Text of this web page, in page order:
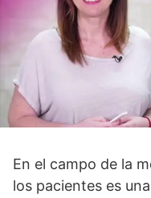
En el campo de la
los pacientes es